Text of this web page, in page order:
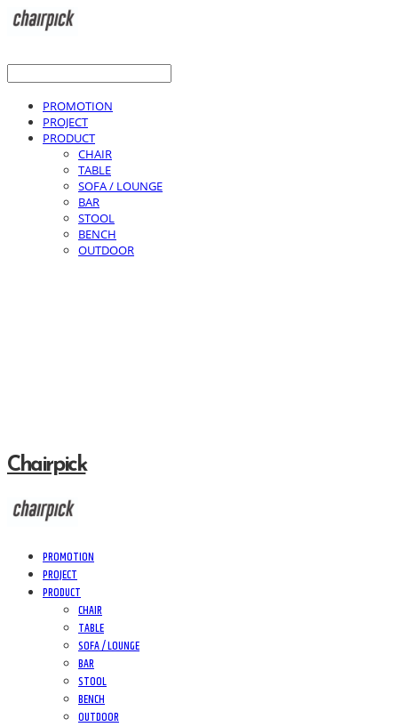
PROMOTION
PROJECT
PRODUCT
CHAIR
TABLE
SOFA / LOUNGE
BAR
STOOL
BENCH
OUTDOOR
Chairpick
PROMOTION
PROJECT
PRODUCT
CHAIR
TABLE
SOFA / LOUNGE
BAR
STOOL
BENCH
OUTDOOR